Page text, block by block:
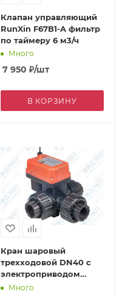
Клапан управляющий
RunXin F67B1-A фильтр
по таймеру 6 м3/ч
Много
7 950 ₽/шт
В КОРЗИНУ
Кран шаровый
трехходовой DN40 с
электроприводом
DC24V (Q914013-40) ВР
Много